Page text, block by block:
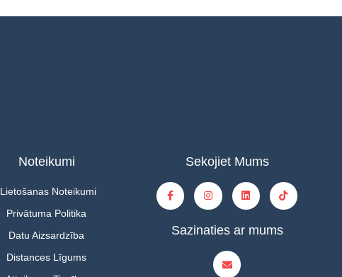
Noteikumi
Lietošanas Noteikumi
Privātuma Politika
Datu Aizsardzība
Distances Līgums
Sekojiet Mums
Sazinaties ar mums